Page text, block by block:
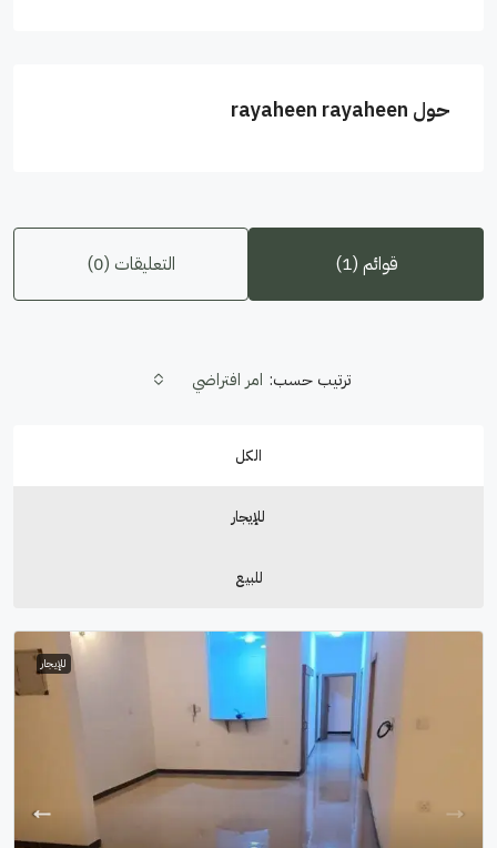
حول rayaheen rayaheen
قوائم (1) التعليقات (0)
الكل
للإيجار
للبيع
ترتيب حسب: امر افتراضي
للإيجار